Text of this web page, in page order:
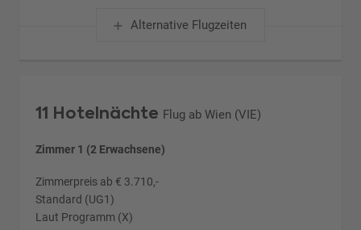
Alternative Flugzeiten
11 Hotelnächte Flug ab Wien (VIE)
Zimmer 1 (2 Erwachsene)
Zimmerpreis ab € 3.710,-
Standard (UG1)
Laut Programm (X)